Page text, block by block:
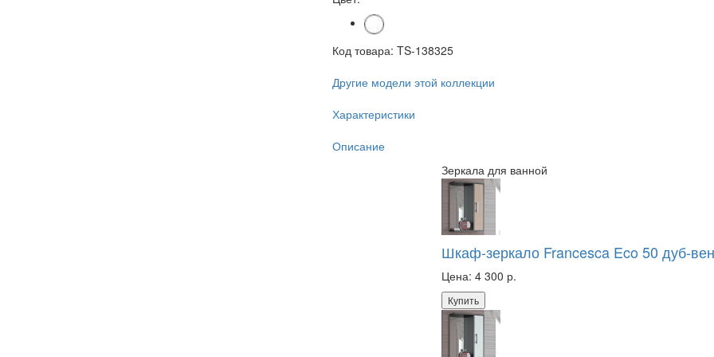
Код товара: TS-138325
Другие модели этой коллекции
Характеристики
Описание
Зеркала для ванной
Шкаф-зеркало Francesca Eco 50 дуб-
Цена:4 300 р.
Купить